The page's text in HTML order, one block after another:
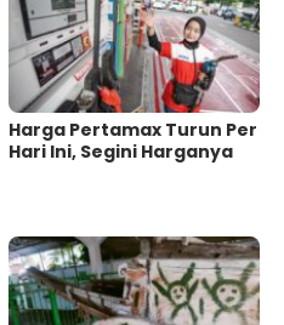
Harga Pertamax Turun Per
Hari Ini, Segini Harganya